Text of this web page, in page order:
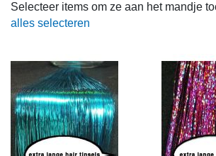
Selecteer items om ze aan het mandje
alles selecteren